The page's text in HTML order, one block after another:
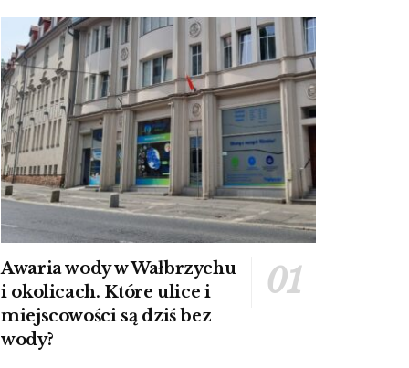
Awaria wody w Wałbrzychu
i okolicach. Które ulice i
miejscowości są dziś bez
wody?